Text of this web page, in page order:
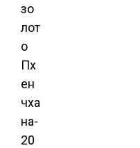
зо
лот
о
Пх
ен
чха
на-
20